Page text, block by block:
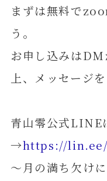
まずは無料で
う。
お申し込みは
上、メッセージ
青山零公式LINE
→https://
～月の満ち欠け